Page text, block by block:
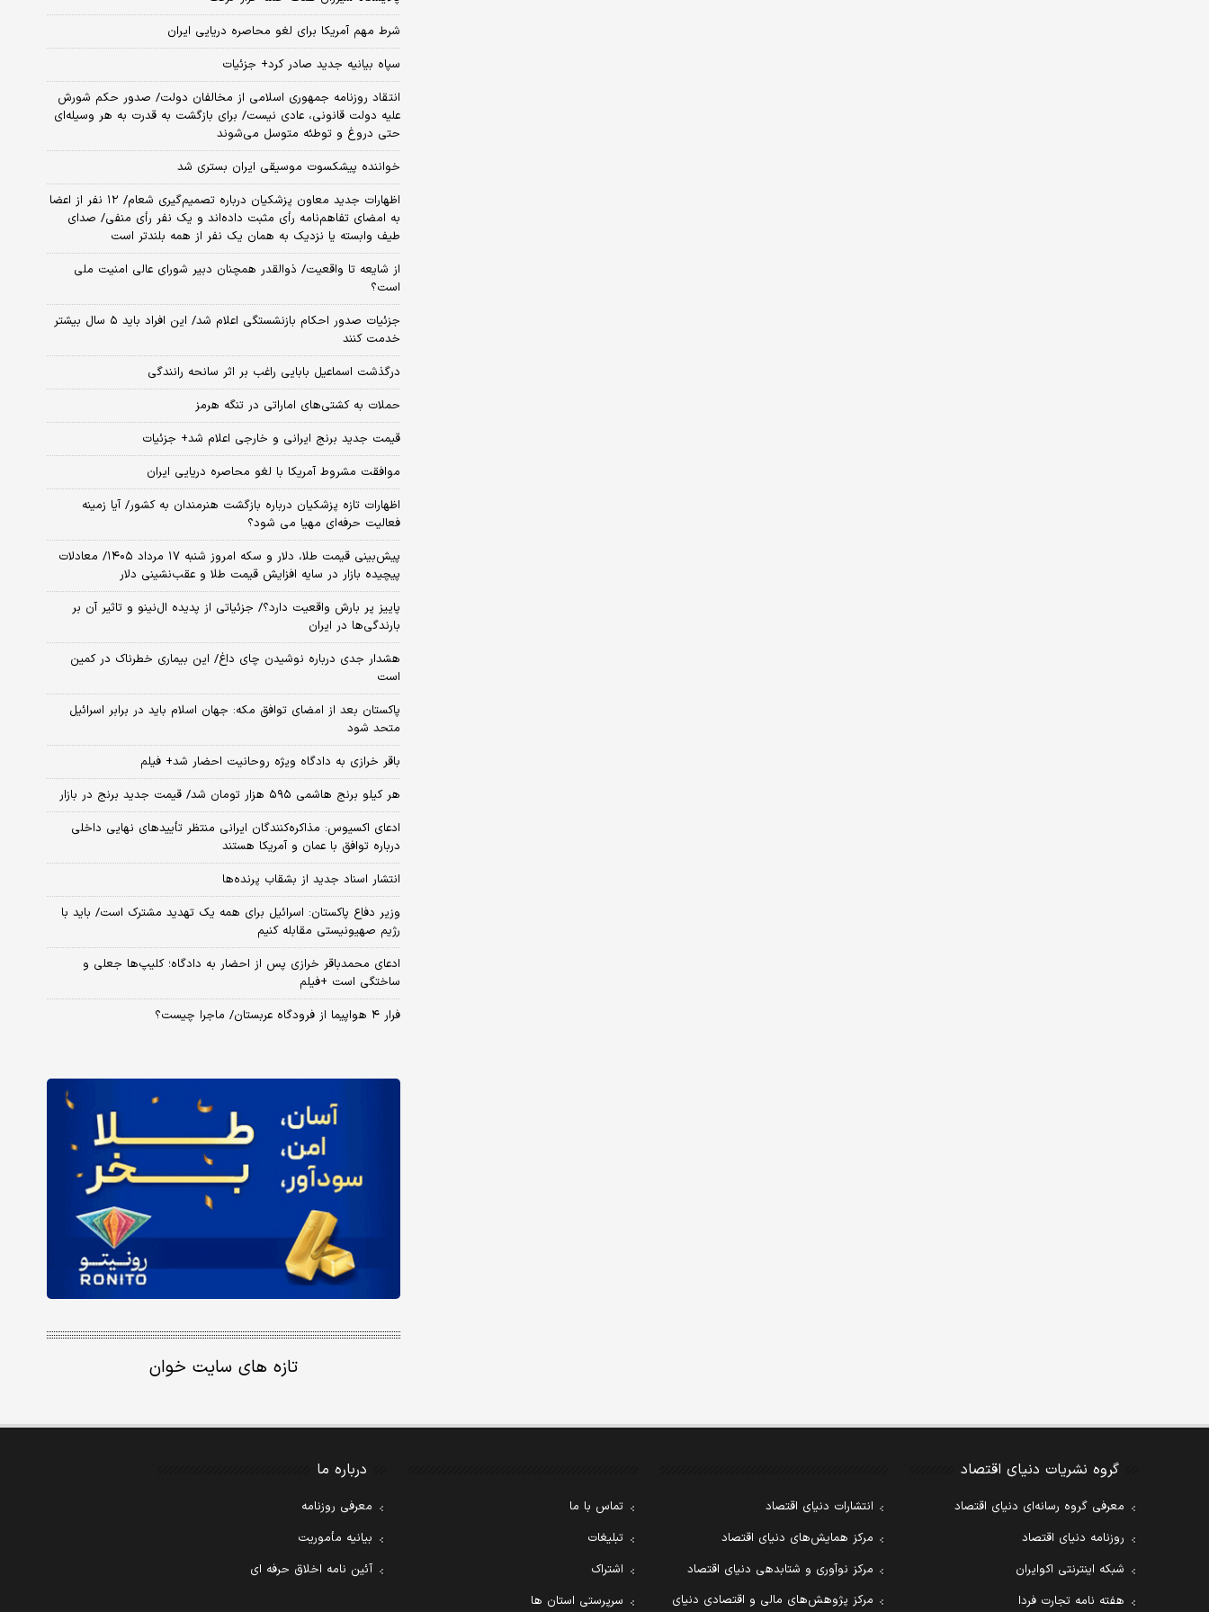
شرط مهم آمریکا برای لغو محاصره دریایی ایران
سپاه بیانیه جدید صادر کرد+ جزئیات
انتقاد روزنامه جمهوری اسلامی از مخالفان دولت/ صدور حکم شورش
علیه دولت قانونی، عادی نیست/ برای بازگشت به قدرت به هر وسیله‌ای
حتی دروغ و توطئه متوسل می‌شوند
خواننده پیشکسوت موسیقی ایران بستری شد
اظهارات جدید معاون پزشکیان درباره تصمیم‌گیری شعام/ ۱۲ نفر از اعضا
به امضای تفاهم‌نامه رأی مثبت داده‌اند و یک نفر رأی منفی/ صدای
طیف وابسته یا نزدیک به همان یک نفر از همه بلندتر است
از شایعه تا واقعیت/ ذوالقدر همچنان دبیر شورای ‌عالی امنیت ملی
است؟
جزئیات صدور احکام بازنشستگی اعلام شد/ این افراد باید ۵ سال بیشتر
خدمت کنند
درگذشت اسماعیل بابایی راغب بر اثر سانحه رانندگی
حملات به کشتی‌های اماراتی در تنگه هرمز
قیمت جدید برنج ایرانی و خارجی اعلام شد+ جزئیات
موافقت مشروط آمریکا با لغو محاصره دریایی ایران
اظهارات تازه پزشکیان درباره بازگشت هنرمندان به کشور/ آیا زمینه
فعالیت حرفه‌ای مهیا می شود؟
پیش‌بینی قیمت طلا، دلار و سکه امروز شنبه ۱۷ مرداد ۱۴۰۵/ معادلات
پیچیده بازار در سایه افزایش قیمت طلا و عقب‌نشینی دلار
پاییز پر بارش واقعیت دارد؟/ جزئیاتی از پدیده ال‌نینو و تاثیر آن بر
بارندگی‌ها در ایران
هشدار جدی درباره نوشیدن چای داغ/ این بیماری خطرناک در کمین
است
پاکستان بعد از امضای توافق مکه: جهان اسلام باید در برابر اسرائیل
متحد شود
باقر خرازی به دادگاه ویژه روحانیت احضار شد+ فیلم
هر کیلو برنج هاشمی ۵۹۵ هزار تومان شد/ قیمت جدید برنج در بازار
ادعای اکسیوس: مذاکره‌کنندگان ایرانی منتظر تأییدهای نهایی داخلی
درباره توافق با عمان و آمریکا هستند
انتشار اسناد جدید از بشقاب پرنده‌ها
وزیر دفاع پاکستان: اسرائیل برای همه یک تهدید مشترک است/ باید با
رژیم صهیونیستی مقابله کنیم
ادعای محمدباقر خرازی پس از احضار به دادگاه؛ کلیپ‌ها جعلی و
ساختگی است +فیلم
فرار ۴ هواپیما از فرودگاه عربستان/ ماجرا چیست؟
تازه های سایت خوان
گروه نشریات دنیای اقتصاد
معرفی گروه رسانه‌ای دنیای اقتصاد
روزنامه دنیای اقتصاد
شبکه اینترنتی اکوایران
هفته نامه تجارت فردا
انتشارات دنیای اقتصاد
مرکز همایش‌های دنیای اقتصاد
مرکز نوآوری و شتابدهی دنیای اقتصاد
مرکز پژوهش‌های مالی و اقتصادی دنیای
تماس با ما
تبلیغات
اشتراک
سرپرستی استان ها
درباره ما
معرفی روزنامه
بیانیه مأموریت
آئین نامه اخلاق حرفه ای